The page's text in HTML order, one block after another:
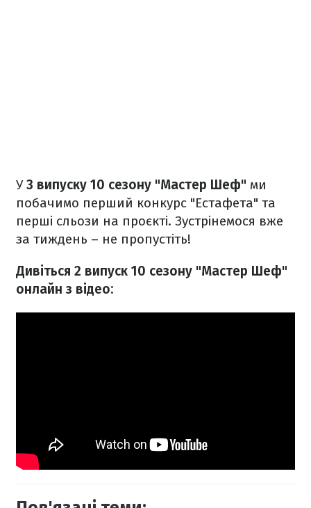
У3 випуску 10 сезону "Мастер Шеф" ми
побачимо перший конкурс "Естафета" та
перші сльози на проєкті. Зустрінемося вже
за тиждень – не пропустіть!
Дивіться 2 випуск 10 сезону "Мастер Шеф"
онлайн з відео: